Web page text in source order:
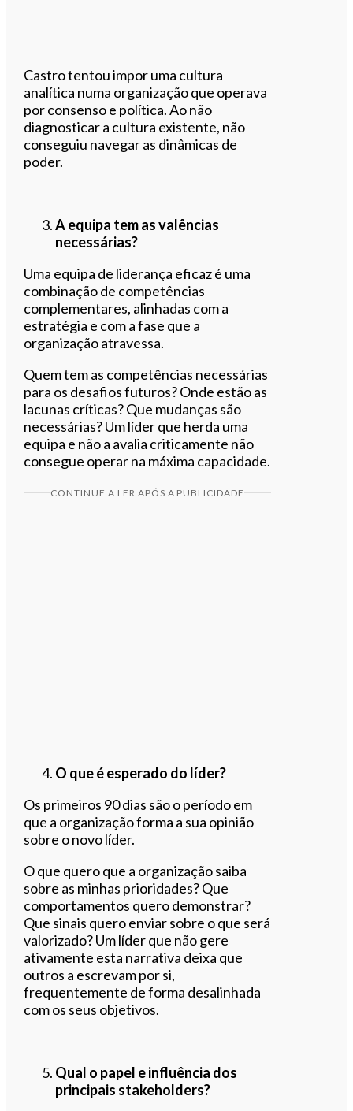
Castro tentou impor uma cultura
analítica numa organização que operava
por consenso e política. Ao não
diagnosticar a cultura existente, não
conseguiu navegar as dinâmicas de
poder.
A equipa tem as valências
necessárias?
Uma equipa de liderança eficaz é uma
combinação de competências
complementares, alinhadas com a
estratégia e com a fase que a
organização atravessa.
Quem tem as competências necessárias
para os desafios futuros? Onde estão as
lacunas críticas? Que mudanças são
necessárias? Um líder que herda uma
equipa e não a avalia criticamente não
consegue operar na máxima capacidade.
CONTINUE A LER APÓS A PUBLICIDADE
O que é esperado do líder?
Os primeiros 90 dias são o período em
que a organização forma a sua opinião
sobre o novo líder.
O que quero que a organização saiba
sobre as minhas prioridades? Que
comportamentos quero demonstrar?
Que sinais quero enviar sobre o que será
valorizado? Um líder que não gere
ativamente esta narrativa deixa que
outros a escrevam por si,
frequentemente de forma desalinhada
com os seus objetivos.
Qual o papel e influência dos
principais stakeholders?